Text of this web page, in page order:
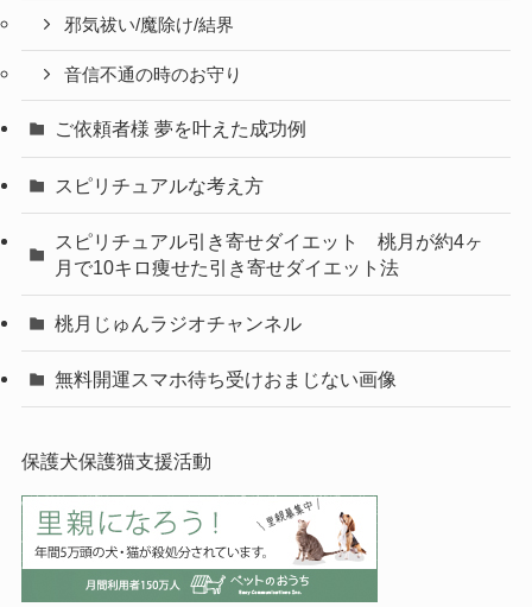
邪気祓い/魔除け/結界
音信不通の時のお守り
ご依頼者様 夢を叶えた成功例
スピリチュアルな考え方
スピリチュアル引き寄せダイエット 桃月が約4ヶ
月で10キロ痩せた引き寄せダイエット法
桃月じゅんラジオチャンネル
無料開運スマホ待ち受けおまじない画像
保護犬保護猫支援活動